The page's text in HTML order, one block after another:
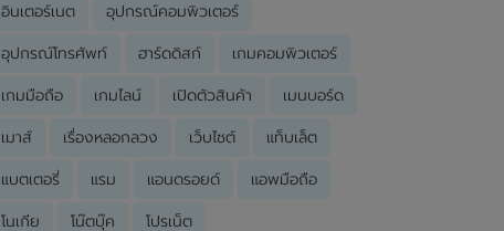
อินเตอร์เนต อุปกรณ์คอมพิวเตอร์
อุปกรณ์โทรศัพท์ ฮาร์ดดิสก์ เกมคอมพิวเตอร์
เกมมือถือ เกมไลน์ เปิดตัวสินค้า เมนบอร์ด
เมาส์ เรื่องหลอกลวง เว็บไซต์ แท็บเล็ต
แบตเตอรี่ แรม แอนดรอยด์ แอพมือถือ
โนเกีย โน๊ตบุ๊ค โปรเน็ต